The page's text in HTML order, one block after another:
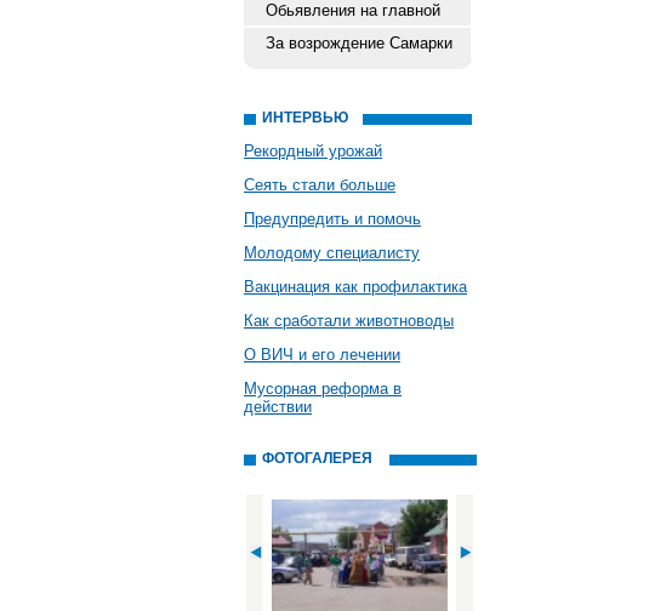
Обьявления на главной
За возрождение Самарки
ИНТЕРВЬЮ
Рекордный урожай
Сеять стали больше
Предупредить и помочь
Молодому специалисту
Вакцинация как профилактика
Как сработали животноводы
О ВИЧ и его лечении
Мусорная реформа в
действии
ФОТОГАЛЕРЕЯ